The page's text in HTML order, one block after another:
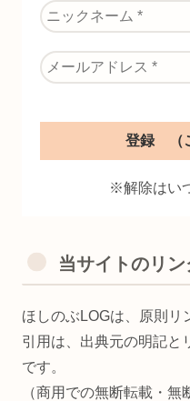
※解除はい
当サイトのリ
ほしのぶLOGは、原則リ
引用は、出典元の明記と
です。
（商用での無断転載・無